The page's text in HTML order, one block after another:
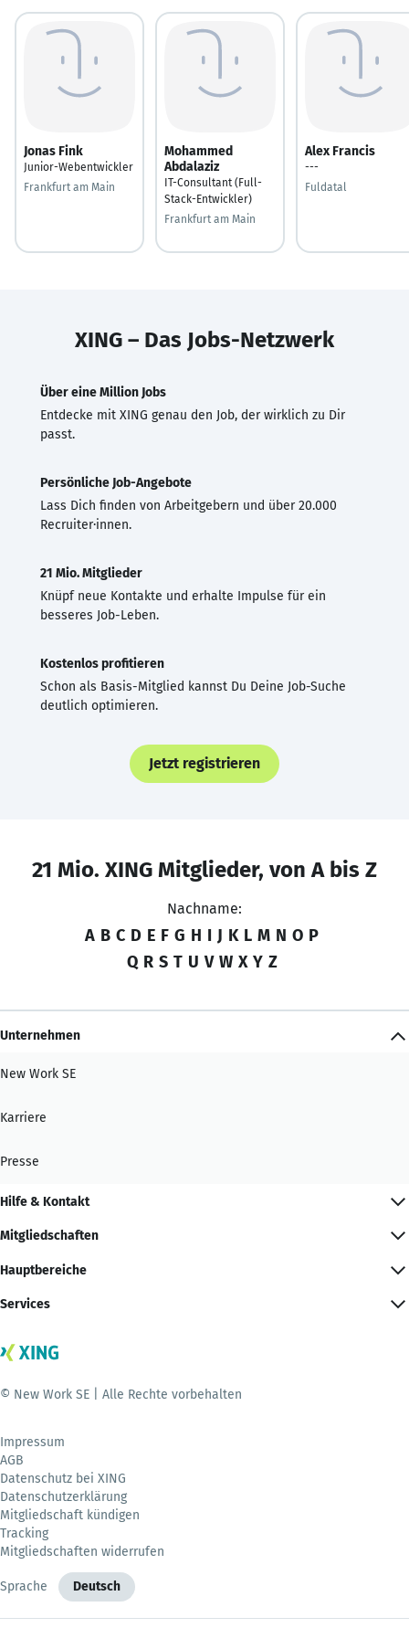
Jonas Fink
Junior-Webentwickler
Frankfurt am Main
Mohammed
Abdalaziz
IT-Consultant (Full-
Stack-Entwickler)
Frankfurt am Main
Alex Francis
---
Fuldatal
XING – Das Jobs-Netzwerk
Über eine Million Jobs
Entdecke mit XING genau den Job, der wirklich zu Dir
passt.
Persönliche Job-Angebote
Lass Dich finden von Arbeitgebern und über 20.000
Recruiter·innen.
21 Mio. Mitglieder
Knüpf neue Kontakte und erhalte Impulse für ein
besseres Job-Leben.
Kostenlos profitieren
Schon als Basis-Mitglied kannst Du Deine Job-Suche
deutlich optimieren.
Jetzt registrieren
21 Mio. XING Mitglieder, von A bis Z
Nachname:
A B C D E F G H I J K L M N O P
Q R S T U V W X Y Z
Unternehmen
New Work SE
Karriere
Presse
Hilfe & Kontakt
Mitgliedschaften
Hauptbereiche
Services
© New Work SE | Alle Rechte vorbehalten
Impressum
AGB
Datenschutz bei XING
Datenschutzerklärung
Mitgliedschaft kündigen
Tracking
Mitgliedschaften widerrufen
Sprache Deutsch